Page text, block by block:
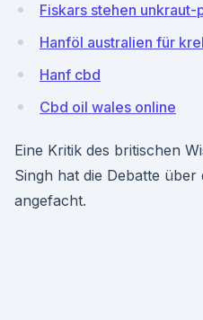
Fiskars stehen unkraut-
Hanföl australien für
Hanf cbd
Cbd oil wales online
Eine Kritik des britischen
Singh hat die Debatte
angefacht.